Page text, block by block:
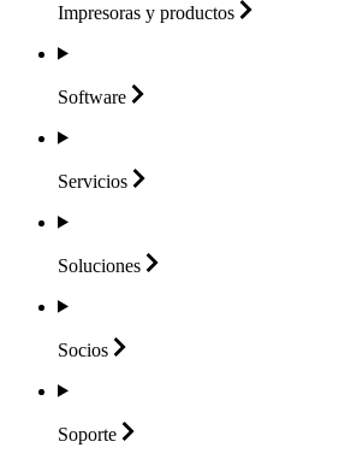
Impresoras y productos
Software
Servicios
Soluciones
Socios
Soporte